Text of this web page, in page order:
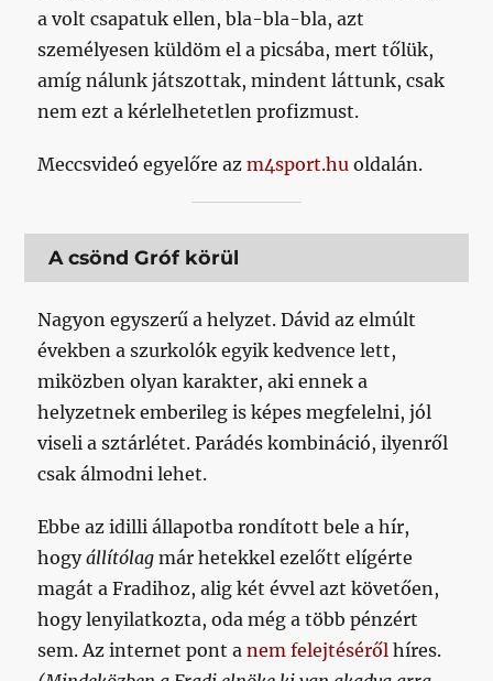
a volt csapatuk ellen, bla-bla-bla, azt
személyesen küldöm el a picsába, mert tőlük,
amíg nálunk játszottak, mindent láttunk, csak
nem ezt a kérlelhetetlen profizmust.
Meccsvideó egyelőre azm4sport.hu oldalán.
A csönd Gróf körül
Nagyon egyszerű a helyzet. Dávid az elmúlt
években a szurkolók egyik kedvence lett,
miközben olyan karakter, aki ennek a
helyzetnek emberileg is képes megfelelni, jól
viseli a sztárlétet. Parádés kombináció, ilyenről
csak álmodni lehet.
Ebbe az idilli állapotba rondított bele a hír,
hogyállítólag már hetekkel ezelőtt elígérte
magát a Fradihoz, alig két évvel azt követően,
hogy lenyilatkozta, oda még a több pénzért
sem. Az internet pont anem felejtéséről híres.